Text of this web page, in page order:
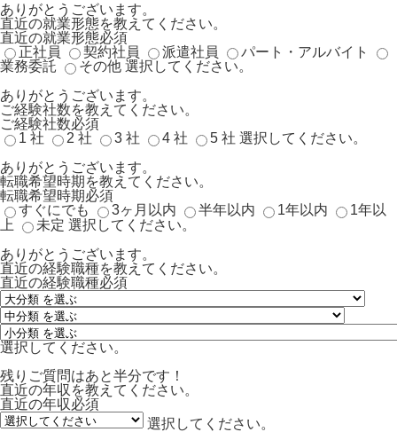
ありがとうございます。
直近の就業形態を教えてください。
直近の就業形態必須
正社員
契約社員 派遣社員
パート・アルバイト
業務委託
その他 選択してください。
ありがとうございます。
ご経験社数を教えてください。
ご経験社数必須
1 社
2 社 3 社 4 社 5 社 選択してください。
ありがとうございます。
転職希望時期を教えてください。
転職希望時期必須
すぐにでも
3ヶ月以内 半年以内 1年以内
1年以
上
未定 選択してください。
ありがとうございます。
直近の経験職種を教えてください。
直近の経験職種必須
選択してください。
残りご質問はあと半分です！
直近の年収を教えてください。
直近の年収必須
選択してください。